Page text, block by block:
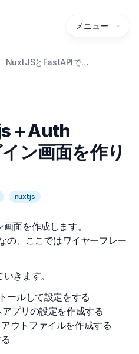
メニュー
NuxtJSとFastAPIでGoogle Drive APIを使ったWebアプリを開発しよう
＋Auth
ン画面を作り
nuxtjs
面を作成します。
の、ここではワイヤーフレー
きます。
ールして設定をする
プリの設定を作成する
ウトファイルを作成する